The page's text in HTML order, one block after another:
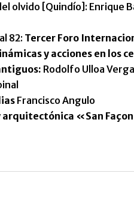
olvido [Quindío]: Enrique
82: Tercer Foro
y acciones en los
Rodolfo Ulloa
Francisco Angulo
arquitectónica «San